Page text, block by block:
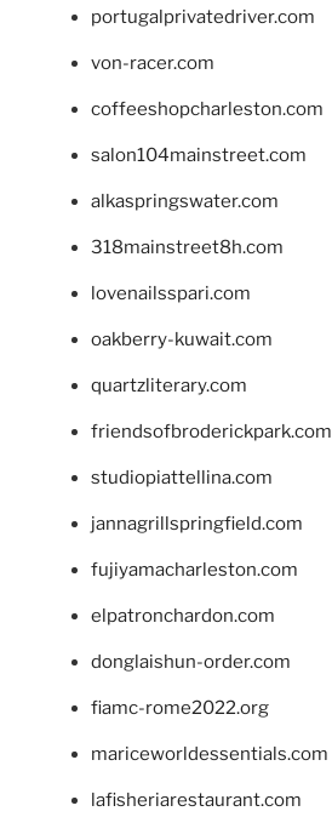
portugalprivatedriver.com
von-racer.com
coffeeshopcharleston.com
salon104mainstreet.com
alkaspringswater.com
318mainstreet8h.com
lovenailsspari.com
oakberry-kuwait.com
quartzliterary.com
friendsofbroderickpark.com
studiopiattellina.com
jannagrillspringfield.com
fujiyamacharleston.com
elpatronchardon.com
donglaishun-order.com
fiamc-rome2022.org
mariceworldessentials.com
lafisheriarestaurant.com